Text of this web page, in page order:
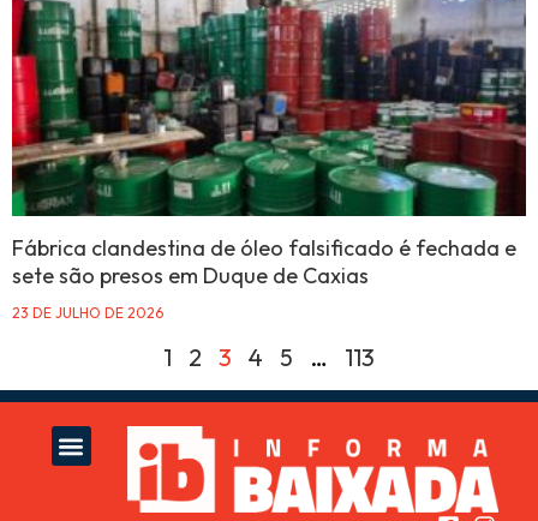
Fábrica clandestina de óleo falsificado é fechada e
sete são presos em Duque de Caxias
23 DE JULHO DE 2026
1 2 3 4 5 … 113